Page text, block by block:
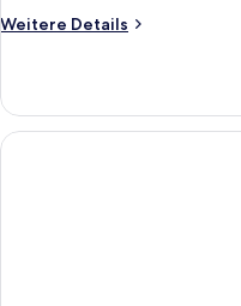
anzeigen
Weitere Details
Weitere
Suite,
1 King-
Bett,